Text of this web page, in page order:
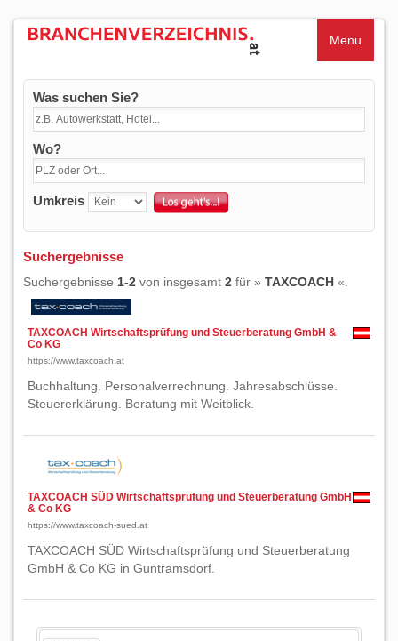
Menu
Was suchen Sie?
Wo?
Umkreis
Suchergebnisse
Suchergebnisse 1-2 von insgesamt 2 für » TAXCOACH «.
TAXCOACH Wirtschaftsprüfung und Steuerberatung GmbH &
Co KG
https://www.taxcoach.at
Buchhaltung. Personalverrechnung. Jahresabschlüsse.
Steuererklärung. Beratung mit Weitblick.
TAXCOACH SÜD Wirtschaftsprüfung und Steuerberatung GmbH
& Co KG
https://www.taxcoach-sued.at
TAXCOACH SÜD Wirtschaftsprüfung und Steuerberatung
GmbH & Co KG in Guntramsdorf.